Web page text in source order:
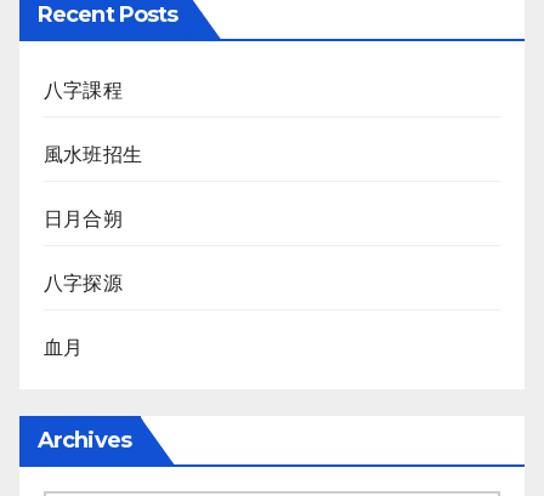
Recent Posts
八字課程
風水班招生
日月合朔
八字探源
血月
Archives